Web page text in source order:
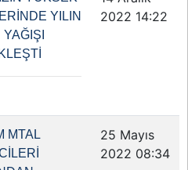
YILIN
YAĞIŞI
2022 14:22
MTAL
25 Mayıs
2022 08:34